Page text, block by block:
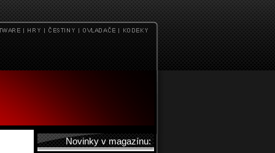
Novinky v magazínu: